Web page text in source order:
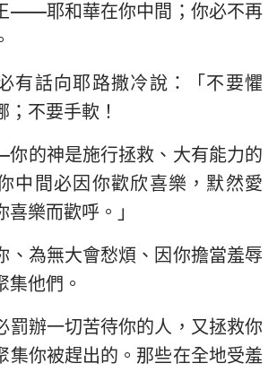
——耶和華在你中間；你必不再
有話向耶路撒冷說：「不要懼
；不要手軟！
的神是施行拯救、大有能力的
中間必因你歡欣喜樂，默然愛
樂而歡呼。」
、為無大會愁煩、因你擔當羞辱
集他們。
罰辦一切苦待你的人，又拯救你
集你被趕出的。那些在全地受羞